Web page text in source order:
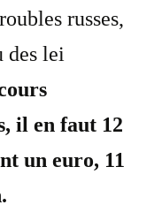
russes,
des lei
il en faut 12
un euro, 11